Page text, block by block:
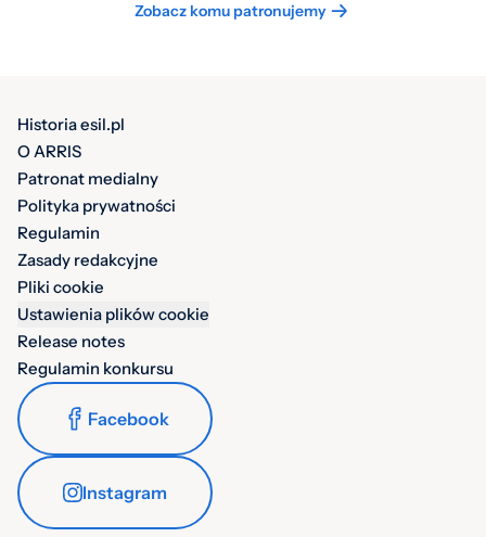
Zobacz komu patronujemy
Historia esil.pl
O ARRIS
Patronat medialny
Polityka prywatności
Regulamin
Zasady redakcyjne
Pliki cookie
Ustawienia plików cookie
Release notes
Regulamin konkursu
Facebook
Instagram